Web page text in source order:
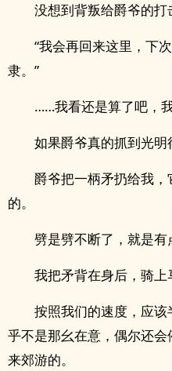
没想到背叛给爵爷的打
“我会再回来这里，下
隶。”
……我看还是算了吧，
如果爵爷真的抓到光明
爵爷把一柄矛扔给我
的。
劈是劈不断了，就是有
我把矛背在身后，骑上
按照我们的速度，应
乎不是那幺在意，偶尔还
来郊游的。